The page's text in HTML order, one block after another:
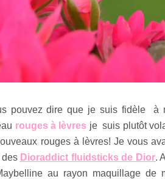
pouvez dire que je suis fidèle à
rouges à lèvres je suis plutôt
rouges à lèvres! Je vous
Dioraddict fluidsticks de Dior.
au rayon maquillage de